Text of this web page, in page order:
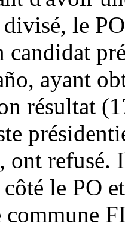
le
candidat
ayant
résultat
ont refusé.
le PO
commune